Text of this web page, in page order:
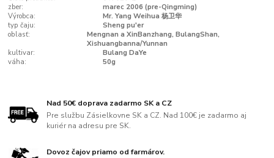
zber:
marec 2006 (pre-Qingming)
Výrobca:
Mr. Yang Weihua 杨卫华
typ čaju:
Sheng pu'er
oblasť:
Mengnan a XinBanzhang, BulangShan,
Xishuangbanna/Yunnan
kultivar:
Bulang DaYe
váha:
50g
Nad 50€ doprava zadarmo SK a CZ
Pre službu Zásielkovne SK a CZ. Nad 100€ je zadarmo aj
kuriér na adresu pre SK.
Dovoz čajov priamo od farmárov.